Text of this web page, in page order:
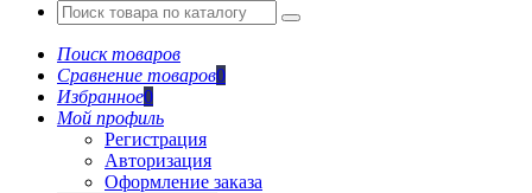
Поиск товаров
Сравнение товаров0
Избранное0
Мой профиль
Регистрация
Авторизация
Оформление заказа